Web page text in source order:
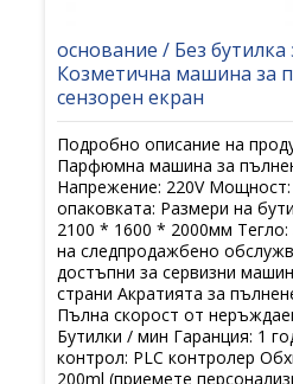
основание / Без бутилка
Козметична машина за
сензорен екран
Подробно описание на
Парфюмна машина за
Напрежение: 220V Мощност:
опаковката: Размери на
2100 * 1600 * 2000мм Тегло:
на следпродажбено
достъпни за сервизни
страни Акратията за
Пълна скорост от
Бутилки / мин Гаранция: 1
контрол: PLC контролер
200ml (приемете